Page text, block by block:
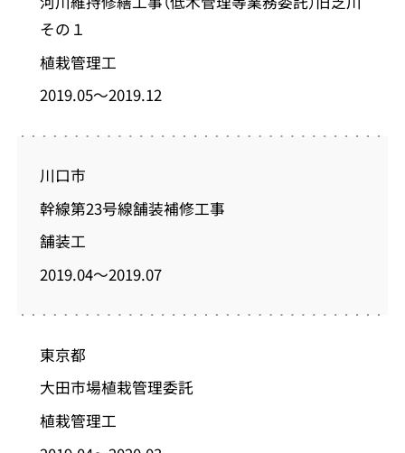
その１
植栽管理工
2019.05～2019.12
川口市
幹線第23号線舗装補修工事
舗装工
2019.04～2019.07
東京都
大田市場植栽管理委託
植栽管理工